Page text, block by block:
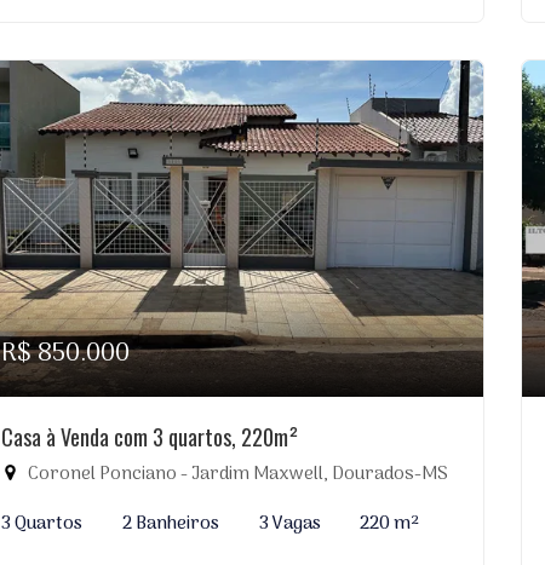
R$ 850.000
Casa à Venda com 3 quartos, 220m²
Coronel Ponciano - Jardim Maxwell, Dourados-MS
3 Quartos
2 Banheiros 3 Vagas
220 m²